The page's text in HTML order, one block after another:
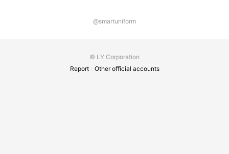
@smartuniform
© LY Corporation
Report
Other official accounts